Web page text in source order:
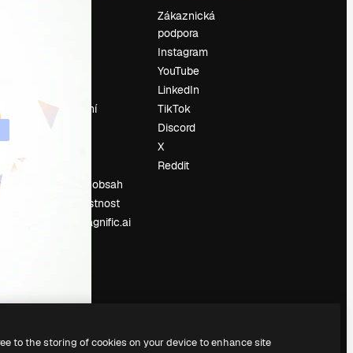
vyhledávání
Blog
Prodávejte obsah
Tisková místnost
Hledáte magnific.ai
Zákaznická
podpora
Instagram
YouTube
LinkedIn
TikTok
Discord
X
Reddit
to the storing of cookies on your device to enhance site